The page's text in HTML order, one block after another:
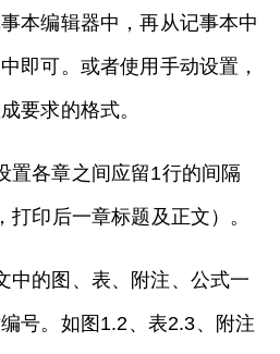
本编辑器中，再从记事本中
即可。或者使用手动设置，
要求的格式。
置各章之间应留1行的间隔
打印后一章标题及正文）。
中的图、表、附注、公式一
号。如图1.2、表2.3、附注